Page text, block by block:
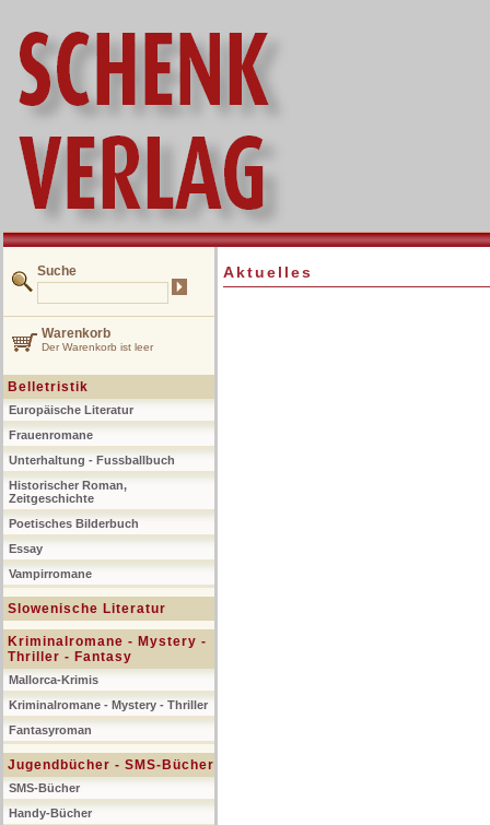
Suche
Warenkorb
Der Warenkorb ist leer
Belletristik
Europäische Literatur
Frauenromane
Unterhaltung - Fussballbuch
Historischer Roman,
Zeitgeschichte
Poetisches Bilderbuch
Essay
Vampirromane
Slowenische Literatur
Kriminalromane - Mystery -
Thriller - Fantasy
Mallorca-Krimis
Kriminalromane - Mystery - Thriller
Fantasyroman
Jugendbücher - SMS-Bücher
SMS-Bücher
Handy-Bücher
Aktuelles